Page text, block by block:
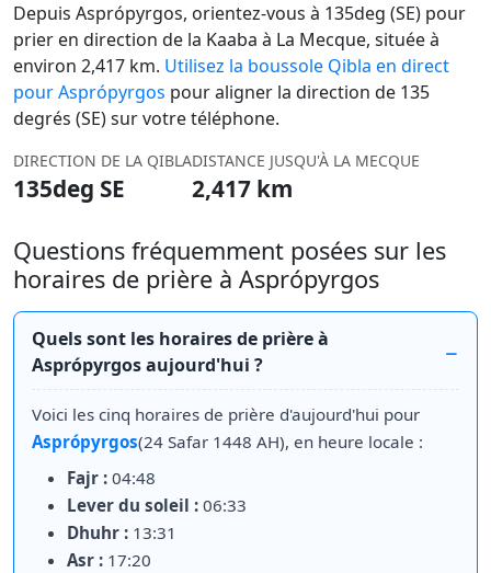
Depuis Asprópyrgos, orientez-vous à 135deg (SE) pour
prier en direction de la Kaaba à La Mecque, située à
environ 2,417 km. Utilisez la boussole Qibla en direct
pour Asprópyrgos pour aligner la direction de 135
degrés (SE) sur votre téléphone.
DIRECTION DE LA QIBLA
135deg SE
DISTANCE JUSQU'À LA MECQUE
2,417 km
Questions fréquemment posées sur les
horaires de prière à Asprópyrgos
Quels sont les horaires de prière à
Asprópyrgos aujourd'hui ?
Voici les cinq horaires de prière d'aujourd'hui pour
Asprópyrgos(24 Safar 1448 AH), en heure locale :
Fajr : 04:48
Lever du soleil : 06:33
Dhuhr : 13:31
Asr : 17:20